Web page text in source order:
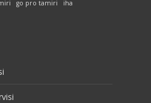
go pro tamiri
iha